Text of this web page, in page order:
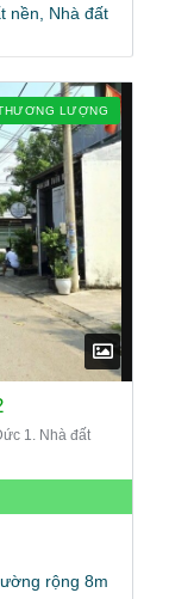
nền, Nhà đất
LƯỢNG
1. Nhà đất
rộng 8m